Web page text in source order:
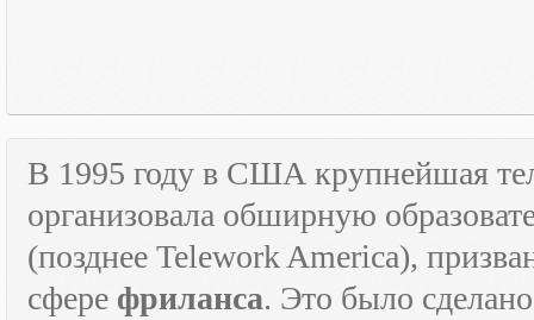
В 1995 году в США крупнейшая
организовала обширную
(позднее Telework America),
сфере фриланса. Это было